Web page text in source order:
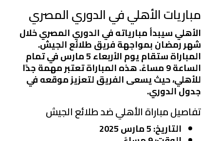
مباريات الأهلي في الدوري المصري
الأهلي سيبدأ مبارياته في الدوري المصري خلال
شهر رمضان بمواجهة فريق طلائع الجيش.
المباراة ستقام يوم الأربعاء 5 مارس في تمام
الساعة 9 مساءً. هذه المباراة تعتبر مهمة جدًا
للأهلي، حيث يسعى الفريق لتعزيز موقعه في
جدول الدوري.
تفاصيل مباراة الأهلي ضد طلائع الجيش
التاريخ: 5 مارس 2025